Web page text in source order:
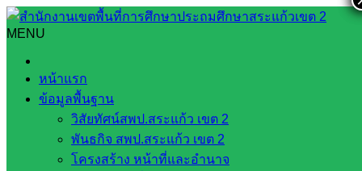
Skip
to
content
MENU
หน้าแรก
ข้อมูลพื้นฐาน
วิสัยทัศน์สพป.สระแก้ว เขต 2
พันธกิจ สพป.สระแก้ว เขต 2
โครงสร้าง หน้าที่และอำนาจ
Search
พระราชบัญญัติระเบียบข้าราชการครูและบุคลากรทางการ
ศึกษา (ฉบับที่ 3) พ.ศ. 2553
พระราชบัญญัติระเบียบข้าราชการครูและ
บุคลากรทางการศึกษา (ฉบับที่ 3) พ.ศ.